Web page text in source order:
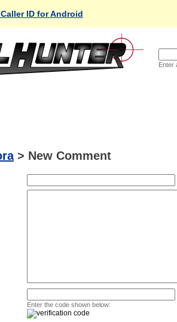
ID for Android
Enter
> New Comment
Enter the code shown below: